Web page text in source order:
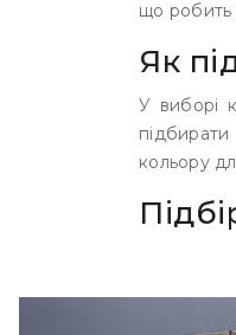
що робить
Як
У виборі
кольору